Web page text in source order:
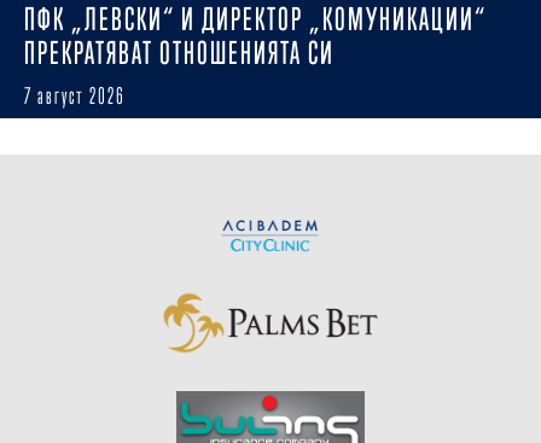
ПФК „ЛЕВСКИ“ И ДИРЕКТОР „КОМУНИКАЦИИ“
ПРЕКРАТЯВАТ ОТНОШЕНИЯТА СИ
7 август 2026